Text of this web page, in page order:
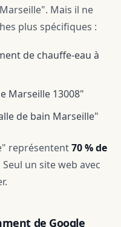
Mais il ne
plus spécifiques :
de chauffe-eau à
Marseille 13008"
de bain Marseille"
représentent70 % de
Seul un site web avec
de Google